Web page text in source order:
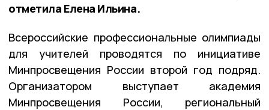
отметила Елена Ильина.
Всероссийские профессиональные олимпиады
для учителей проводятся по инициативе
Минпросвещения России второй год подряд.
Организатором выступает академия
Минпросвещения России, региональный